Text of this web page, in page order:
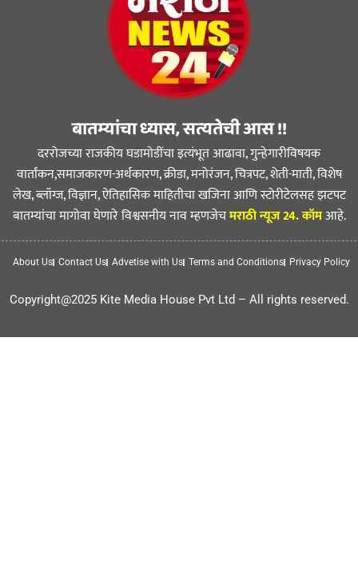
बातम्यांचा ध्यास, सत्यतेची आस !!
दररोजच्या राजकीय घडामोडींचा इत्यंभूत आढावा, गुन्हेगारीविषयक
वार्तांकन,समाजकारण-अर्थकारण, क्रीडा, मनोरंजन, चित्रपट, शेती-माती, विशेष
लेख, ब्लॉग्ज, विज्ञान, ऐतिहासिक माहितीचा खजिना आणि स्टोरीटेलसह झटपट
बातम्यांचा मागोवा घेणारे विश्वसनीय नाव म्हणजेचमराठी न्यूज 24. कॉमआहे.
About Us Contact Us Advetise with Us Terms and Conditions Privacy Policy
Copyright@2025 Kite Media House Pvt Ltd – All rights reserved.